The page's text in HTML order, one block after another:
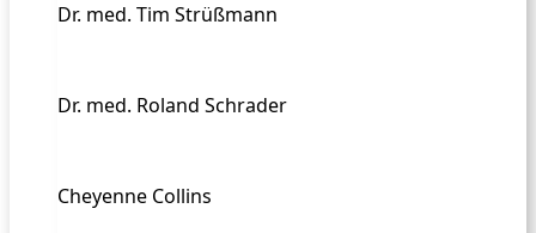
Dr. med. Tim Strüßmann
Dr. med. Roland Schrader
Cheyenne Collins